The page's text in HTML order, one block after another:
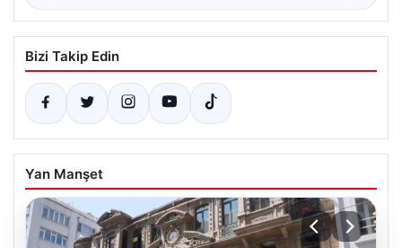
Bizi Takip Edin
Yan Manşet